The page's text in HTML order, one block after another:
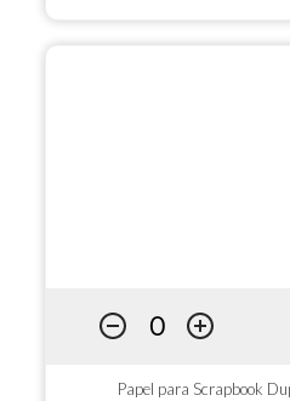
Papel para Scrapbook